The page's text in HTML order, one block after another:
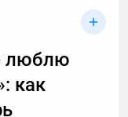
люблю
как